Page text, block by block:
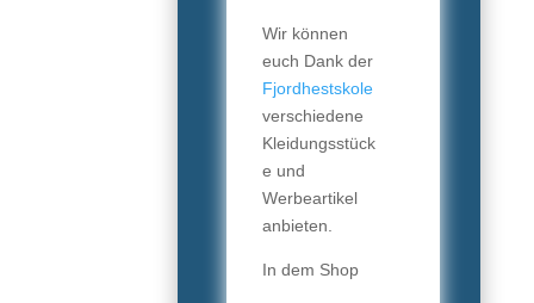
Wir können
euch Dank der
Fjordhestskole
verschiedene
Kleidungsstück
e und
Werbeartikel
anbieten.
In dem Shop